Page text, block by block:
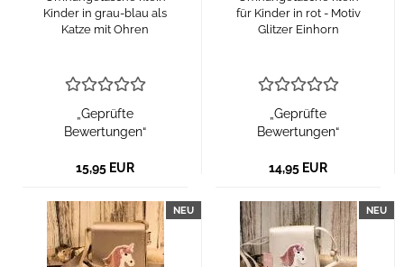
Kinder in grau-blau als
Katze mit Ohren
„Geprüfte
Bewertungen“
15,95 EUR
für Kinder in rot - Motiv
Glitzer Einhorn
„Geprüfte
Bewertungen“
14,95 EUR
NEU NEU